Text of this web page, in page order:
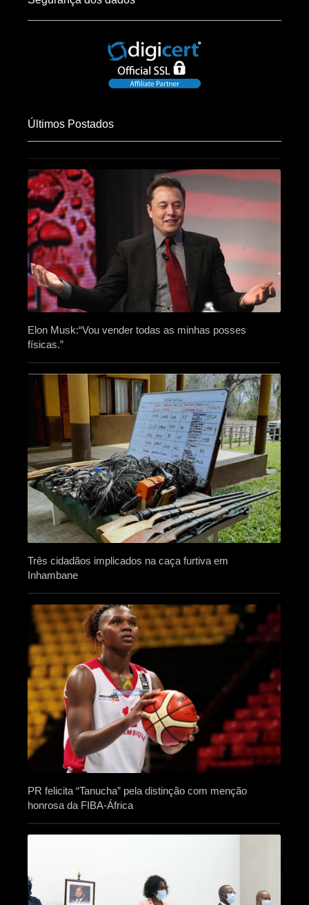
Últimos Postados
Elon Musk:“Vou vender todas as minhas posses
físicas.”
Três cidadãos implicados na caça furtiva em
Inhambane
PR felicita “Tanucha” pela distinção com menção
honrosa da FIBA-África